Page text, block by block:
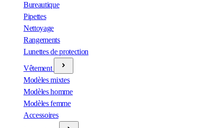
Bureautique
Pipettes
Nettoyage
Rangements
Lunettes de protection
Vêtement
Modèles mixtes
Modèles homme
Modèles femme
Accessoires